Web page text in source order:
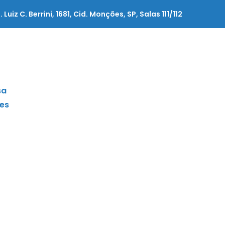
Luiz C. Berrini, 1681, Cid. Monções, SP, Salas 111/112